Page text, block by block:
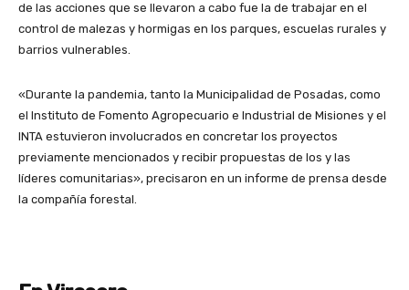
de las acciones que se llevaron a cabo fue la de trabajar en el
control de malezas y hormigas en los parques, escuelas rurales y
barrios vulnerables.
«Durante la pandemia, tanto la Municipalidad de Posadas, como
el Instituto de Fomento Agropecuario e Industrial de Misiones y el
INTA estuvieron involucrados en concretar los proyectos
previamente mencionados y recibir propuestas de los y las
líderes comunitarias», precisaron en un informe de prensa desde
la compañía forestal.